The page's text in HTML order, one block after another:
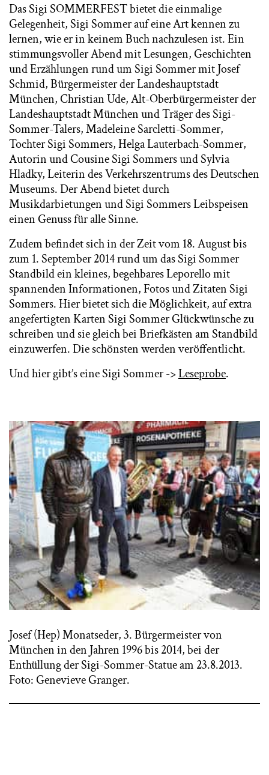
Das Sigi SOMMERFEST bietet die einmalige
Gelegenheit, Sigi Sommer auf eine Art kennen zu
lernen, wie er in keinem Buch nachzulesen ist. Ein
stimmungsvoller Abend mit Lesungen, Geschichten
und Erzählungen rund um Sigi Sommer mit Josef
Schmid, Bürgermeister der Landeshauptstadt
München, Christian Ude, Alt-Oberbürgermeister der
Landeshauptstadt München und Träger des Sigi-
Sommer-Talers, Madeleine Sarcletti-Sommer,
Tochter Sigi Sommers, Helga Lauterbach-Sommer,
Autorin und Cousine Sigi Sommers und Sylvia
Hladky, Leiterin des Verkehrszentrums des Deutschen
Museums. Der Abend bietet durch
Musikdarbietungen und Sigi Sommers Leibspeisen
einen Genuss für alle Sinne.
Zudem befindet sich in der Zeit vom 18. August bis
zum 1. September 2014 rund um das Sigi Sommer
Standbild ein kleines, begehbares Leporello mit
spannenden Informationen, Fotos und Zitaten Sigi
Sommers. Hier bietet sich die Möglichkeit, auf extra
angefertigten Karten Sigi Sommer Glückwünsche zu
schreiben und sie gleich bei Briefkästen am Standbild
einzuwerfen. Die schönsten werden veröffentlicht.
Und hier gibt’s eine Sigi Sommer ->Leseprobe.
Josef (Hep) Monatseder, 3. Bürgermeister von
München in den Jahren 1996 bis 2014, bei der
Enthüllung der Sigi-Sommer-Statue am 23.8.2013.
Foto: Genevieve Granger.